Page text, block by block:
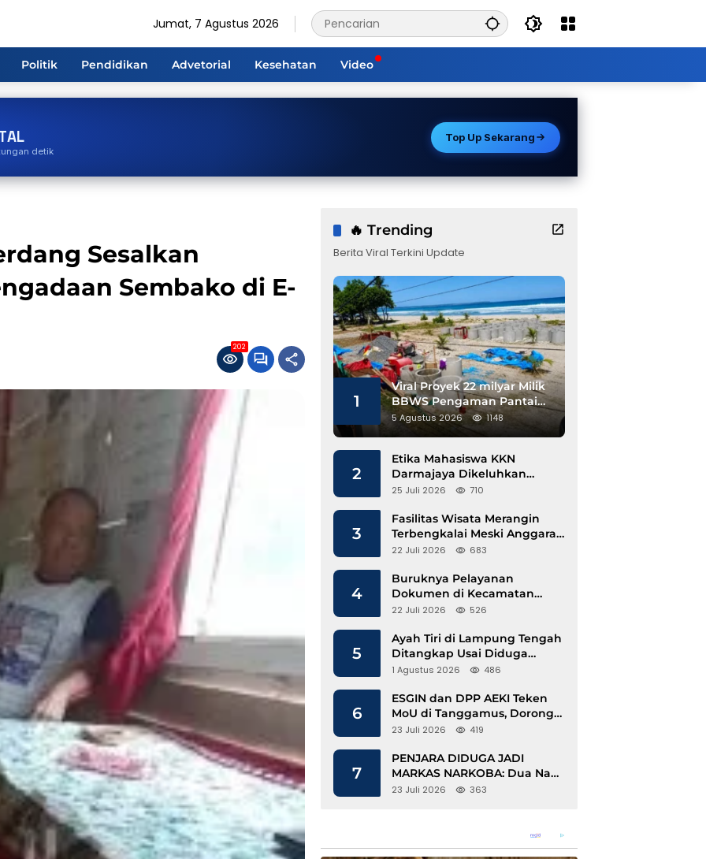
Jumat, 7 Agustus 2026
Politik Pendidikan Advetorial Kesehatan Video
detik
Top Up Sekarang
Sesalkan
Sembako di E-
202
🔥 Trending
Berita Viral Terkini Update
1
Viral Proyek 22 milyar Milik
BBWS Pengaman Pantai
Pesisir Barat Diduga
Gunakan Besi Banci
5 Agustus 2026 1148
2
Etika Mahasiswa KKN
Darmajaya Dikeluhkan
Kepala Pekon Sinar Jawa
25 Juli 2026 710
3
Fasilitas Wisata Merangin
Terbengkalai Meski Anggaran
Perawatan Terus Mengalir
22 Juli 2026 683
4
Buruknya Pelayanan
Dokumen di Kecamatan
Pangkalan Susu, Kinerja
22 Juli 2026 526
5
Ayah Tiri di Lampung Tengah
Ditangkap Usai Diduga
Hamili Anak di Bawah Umur
1 Agustus 2026 486
6
ESGIN dan DPP AEKI Teken
MoU di Tanggamus, Dorong
Ekonomi Hijau Berbasis Kopi
23 Juli 2026 419
7
PENJARA DIDUGA JADI
MARKAS NARKOBA: Dua Napi
Rajabasa Bebas Gunakan HP,
23 Juli 2026 363